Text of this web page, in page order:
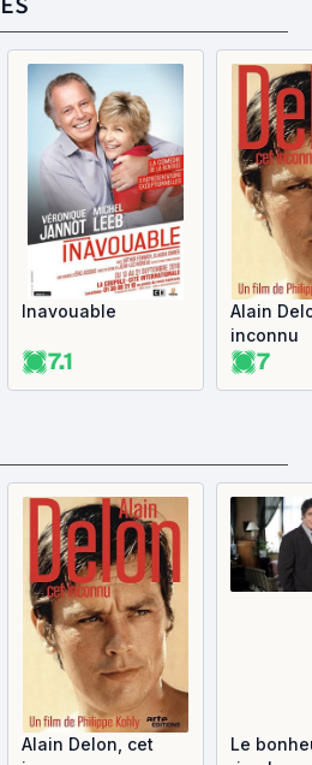
Inavouable
7.1
Alain
inconnu
7
Alain Delon, cet
Le